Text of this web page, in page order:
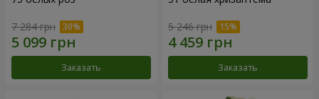
7 284 грн
Заказать
5 246 грн
Заказать